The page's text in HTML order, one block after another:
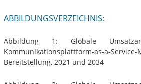
ABBILDUNGSVERZEICHNIS:
Abbildung 1: Globale
Kommunikationsplattform-as-a-
Bereitstellung, 2021 und 2034